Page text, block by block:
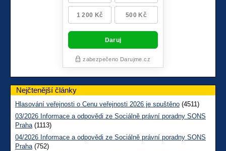
Nejčtenější články
Hlasování veřejnosti o Cenu veřejnosti 2026 je spuštěno (4511)
03/2026 Informace a odpovědi ze Sociálně právní poradny SONS
Praha(1113)
04/2026 Informace a odpovědi ze Sociálně právní poradny SONS
Praha(752)